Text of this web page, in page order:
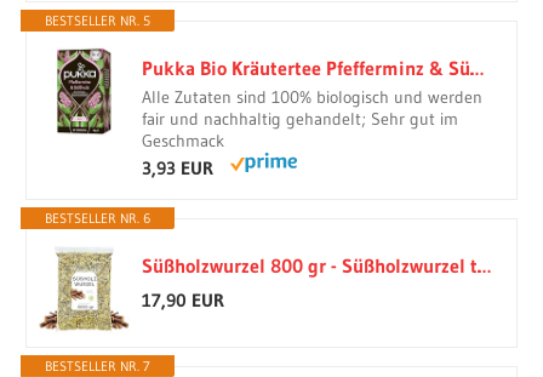
BESTSELLER NR. 5
Pukka Bio Kräutertee Pfefferminz & Süßholz, koffeinfrei, 20 Beutel
Alle Zutaten sind 100% biologisch und werden
fair und nachhaltig gehandelt; Sehr gut im
Geschmack
3,93 EUR
BESTSELLER NR. 6
Süßholzwurzel 800 gr - Süßholzwurzel tee - Süßholz - Süssholzwurzel Tee - Süßholz Getrocknet und Geschnitten - Lakritz Tee - Süßholzwurzel Lose (800 gr)
17,90 EUR
BESTSELLER NR. 7